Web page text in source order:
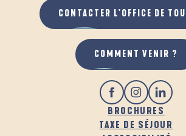
BROCHURES
TAXE DE SÉJOUR
CONTACTER L'OFFICE DE
COMMENT VENIR ?